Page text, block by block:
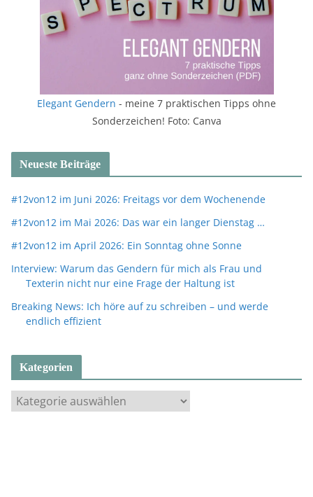
Elegant Gendern - meine 7 praktischen Tipps ohne
Sonderzeichen! Foto: Canva
Neueste Beiträge
#12von12 im Juni 2026: Freitags vor dem Wochenende
#12von12 im Mai 2026: Das war ein langer Dienstag …
#12von12 im April 2026: Ein Sonntag ohne Sonne
Interview: Warum das Gendern für mich als Frau und
Texterin nicht nur eine Frage der Haltung ist
Breaking News: Ich höre auf zu schreiben – und werde
endlich effizient
Kategorien
a